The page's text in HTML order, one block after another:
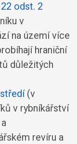
odst. 2
v
na území více
hraniční
důležitých
(v
v rybníkářství
revíru a